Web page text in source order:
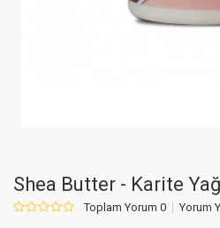
Shea Butter - Karite
Toplam Yorum 0 Yorum